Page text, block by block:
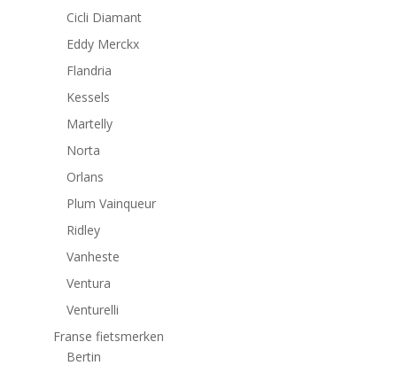
Cicli Diamant
Eddy Merckx
Flandria
Kessels
Martelly
Norta
Orlans
Plum Vainqueur
Ridley
Vanheste
Ventura
Venturelli
Franse fietsmerken
Bertin